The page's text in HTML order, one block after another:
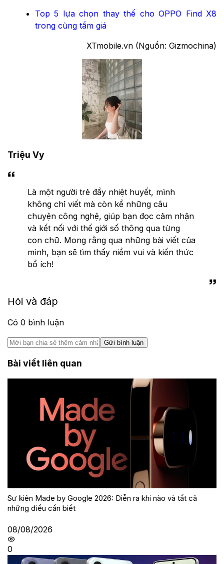
Top 5 lựa chọn thay thế cho OPPO Find X8
trong cùng tầm giá
XTmobile.vn (Nguồn: Gizmochina)
Triệu Vy
Là một người trẻ đầy nhiệt huyết, mình
không chỉ viết mà còn kể những câu
chuyện công nghệ, giúp bạn đọc cảm nhận
và kết nối với thế giới số thông qua từng
con chữ. Mong rằng qua những bài viết của
mình, bạn sẽ tìm thấy niềm vui và kiến thức
bổ ích!
Hỏi và đáp
Có 0 bình luận
Gửi bình luận
Bài viết liên quan
Sự kiện Made by Google 2026: Diễn ra khi nào và tất cả
những điều cần biết
08/08/2026
0